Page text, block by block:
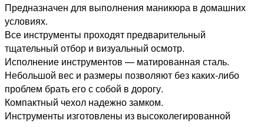
Предназначен для выполнения маникюра в домашних
условиях.
Все инструменты проходят предварительный
тщательный отбор и визуальный осмотр.
Исполнение инструментов — матированная сталь.
Небольшой вес и размеры позволяют без каких-либо
проблем брать его с собой в дорогу.
Компактный чехол надежно замком.
Инструменты изготовлены из высоколегированной